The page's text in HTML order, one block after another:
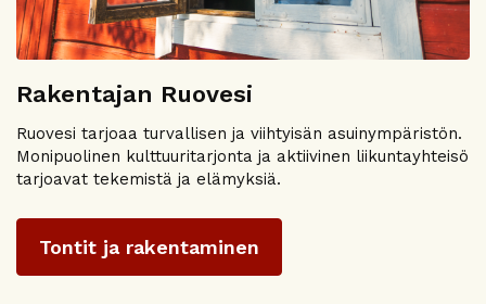
Rakentajan Ruovesi
Ruovesi tarjoaa turvallisen ja viihtyisän asuinympäristön.
Monipuolinen kulttuuritarjonta ja aktiivinen liikuntayhteisö
tarjoavat tekemistä ja elämyksiä.
Tontit ja rakentaminen